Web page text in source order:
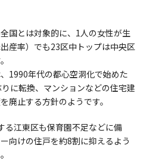
国とは対象的に、1人の女性が生
産率）でも23区中トップは中央区
1990年代の都心空洞化で始めた
に転換、マンションなどの住宅建
廃止する方針のようです。
る江東区も保育園不足などに備
向けの住戸を約8割に抑えるよう